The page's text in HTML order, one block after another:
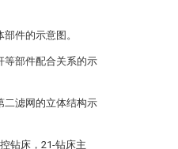
件的示意图。
等部件配合关系的示
二滤网的立体结构示
钻床，21-钻床主